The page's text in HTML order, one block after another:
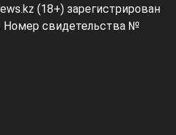
(18+) зарегистрирован
Номер свидетельства №